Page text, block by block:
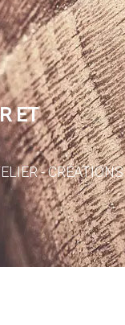
ET
- CRÉATIONS